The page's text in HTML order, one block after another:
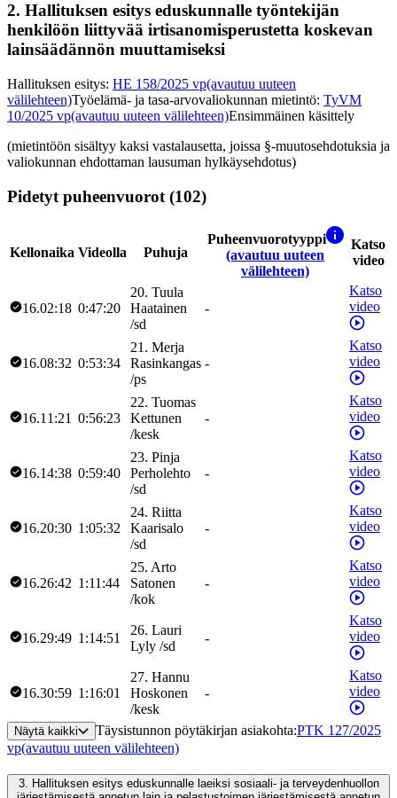
2. Hallituksen esitys eduskunnalle työntekijän
henkilöön liittyvää irtisanomisperustetta koskevan
lainsäädännön muuttamiseksi
Hallituksen esitys: HE 158/2025 vp(avautuu uuteen
välilehteen)Työelämä- ja tasa-arvovaliokunnan mietintö: TyVM
10/2025 vp(avautuu uuteen välilehteen)Ensimmäinen käsittely
(mietintöön sisältyy kaksi vastalausetta, joissa §-muutosehdotuksia ja
valiokunnan ehdottaman lausuman hylkäysehdotus)
Pidetyt puheenvuorot (102)
Kellonaika Videolla Puhuja
Puheenvuorotyyppi
(avautuu uuteen
välilehteen)
Katso
video
16.02:18 0:47:20
20. Tuula
Haatainen
/sd
-
Katso
video
16.08:32 0:53:34
21 . Merja
Rasinkangas
/ps
-
Katso
video
16.11:21 0:56:23
22. Tuomas
Kettunen
/kesk
-
Katso
video
16.14:38 0:59:40
23. Pinja
Perholehto
/sd
-
Katso
video
16.20:30 1:05:32
24. Riitta
Kaarisalo
/sd
-
Katso
video
16.26:42 1:11:44
25. Arto
Satonen
/kok
-
Katso
video
16.29:49 1:14:51
26. Lauri
Lyly /sd
-
Katso
video
16.30:59 1:16:01
27. Hannu
Hoskonen
/kesk
-
Katso
video
Näytä kaikki Täysistunnon pöytäkirjan asiakohta:PTK 127/2025
vp(avautuu uuteen välilehteen)
3. Hallituksen esitys eduskunnalle laeiksi sosiaali- ja terveydenhuollon